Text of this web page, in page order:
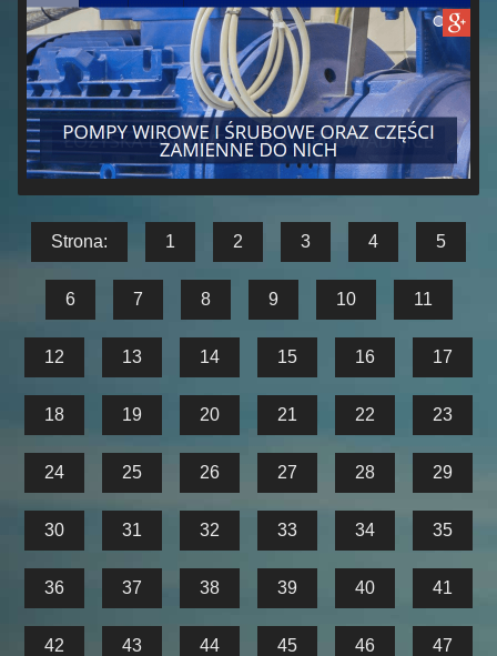
Strona: 1 2 3 4 5
6 7 8 9 10 11
12 13 14 15 16 17
18 19 20 21 22 23
24 25 26 27 28 29
30 31 32 33 34 35
36 37 38 39 40 41
42 43 44 45 46 47